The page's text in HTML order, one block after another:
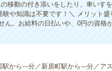
移動の付き添いをしたり、車いす
や知識は不要です！＼ メリット盛
。お給料の日払いや、0円の資格
から---分／新居町駅から---分／ア